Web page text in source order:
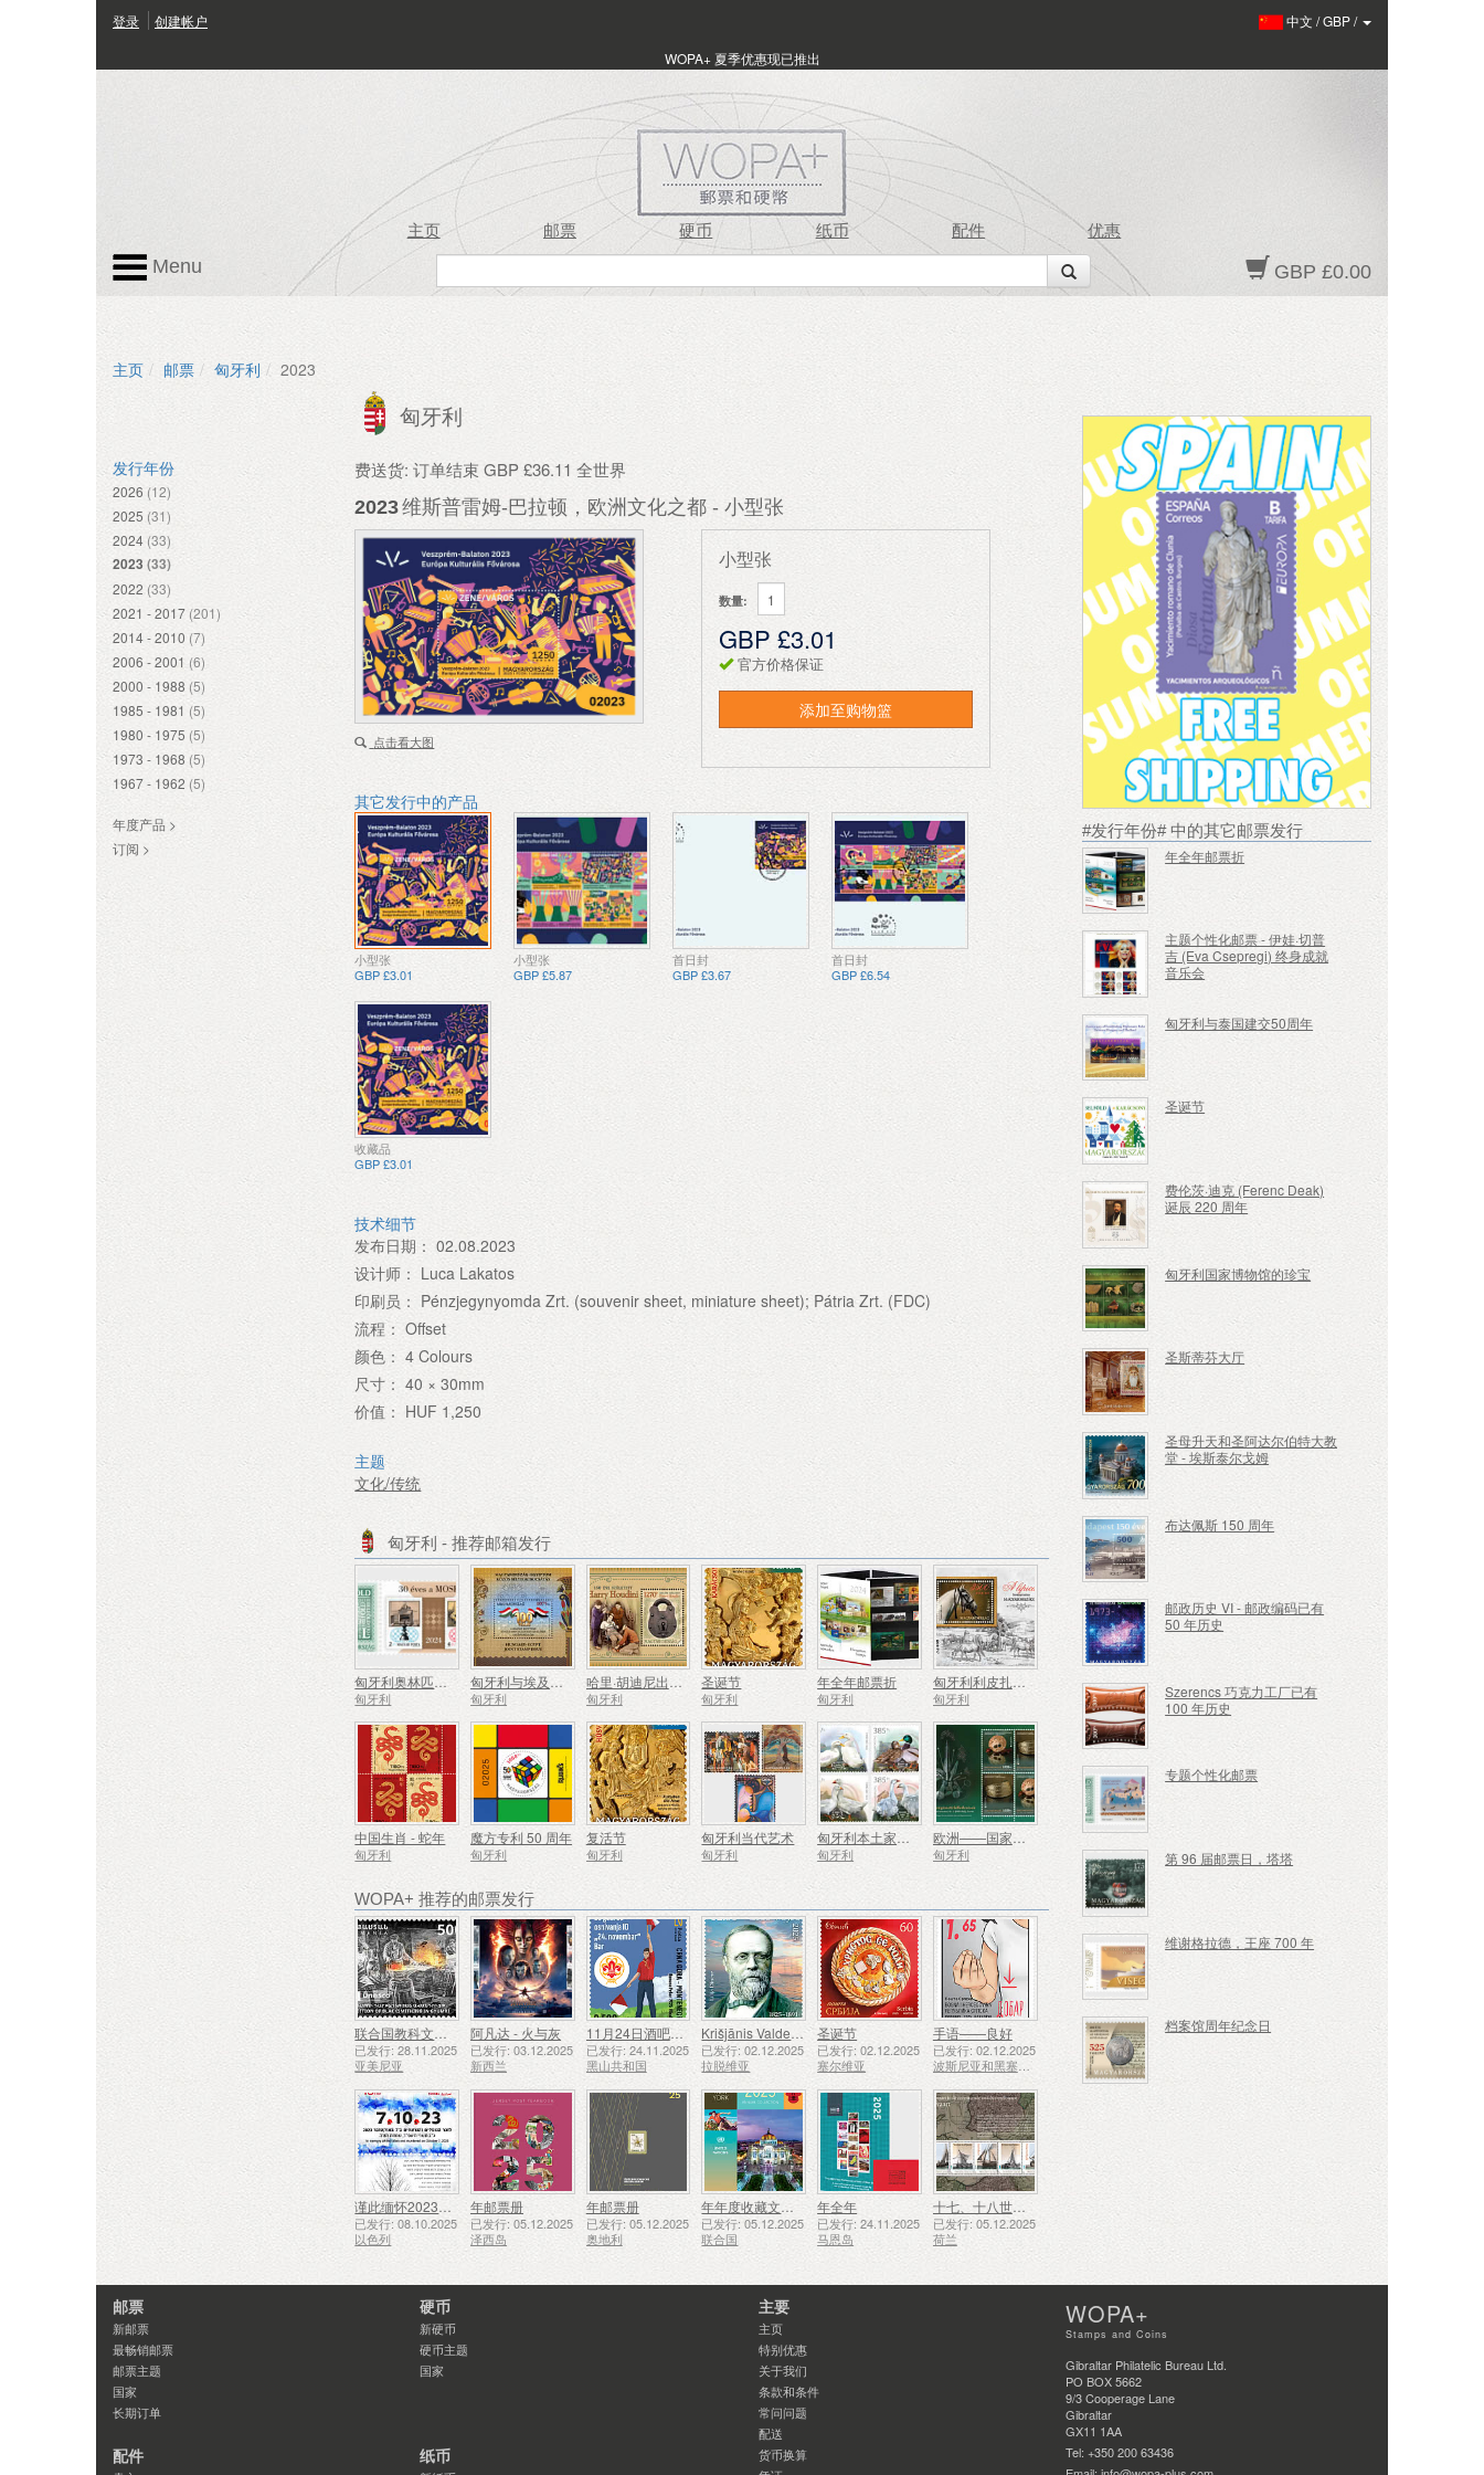
登录 创建帐户 中文 /GBP/
WOPA+ 夏季优惠现已推出
主页 邮票 硬币 纸币 配件 优惠
GBP £0.00
Menu
主页 邮票 匈牙利 2023
发行年份
2026 (12)
2025 (31)
2024 (33)
2023 (33)
2022 (33)
2021 - 2017 (201)
2014 - 2010 (7)
2006 - 2001 (6)
2000 - 1988 (5)
1985 - 1981 (5)
1980 - 1975 (5)
1973 - 1968 (5)
1967 - 1962 (5)
年度产品 >
订阅 >
匈牙利
费送货: 订单结束 GBP £36.11 全世界
2023维斯普雷姆-巴拉顿，欧洲文化之都 - 小型张
点击看大图
小型张
数量:
GBP £3.01
官方价格保证
添加至购物篮
其它发行中的产品
小型张
GBP £3.01
小型张
GBP £5.87
首日封
GBP £3.67
首日封
GBP £6.54
收藏品
GBP £3.01
技术细节
发布日期： 02.08.2023
设计师： Luca Lakatos
印刷员： Pénzjegynyomda Zrt. (souvenir sheet, miniature sheet); Pátria Zrt. (FDC)
流程： Offset
颜色： 4 Colours
尺寸： 40 × 30mm
价值： HUF 1,250
主题
文化/传统
匈牙利 - 推荐邮箱发行
匈牙利奥林匹克和体育集邮协会成立 30 周年
匈牙利
匈牙利与埃及建立领事关系100周年
匈牙利
哈里·胡迪尼出生于 150 年前
匈牙利
圣诞节
匈牙利
年全年邮票折
匈牙利
匈牙利利皮扎马养殖传统
匈牙利
中国生肖 - 蛇年
匈牙利
魔方专利 50 周年
匈牙利
复活节
匈牙利
匈牙利当代艺术
匈牙利
匈牙利本土家禽品种 IV
匈牙利
欧洲——国家考古发现
匈牙利
WOPA+ 推荐的邮票发行
联合国教科文组织人类非物质文化遗产代表作名录——久姆里的铁匠技艺
已发行: 28.11.2025
亚美尼亚
阿凡达 - 火与灰
已发行: 03.12.2025
新西兰
11月24日酒吧侦察员成立50周年
已发行: 24.11.2025
黑山共和国
Krišjānis Valdemārs
已发行: 02.12.2025
拉脱维亚
圣诞节
已发行: 02.12.2025
塞尔维亚
手语——良好
已发行: 02.12.2025
波斯尼亚和黑塞哥维那 - 斯普斯卡共和国
谨此缅怀2023年10月7日遇难和被谋杀的人们
已发行: 08.10.2025
以色列
年邮票册
已发行: 05.12.2025
泽西岛
年邮票册
已发行: 05.12.2025
奥地利
年年度收藏文件夹（纽约）
已发行: 05.12.2025
联合国
年全年
已发行: 24.11.2025
马恩岛
十七、十八世纪的航运——泥炭运输
已发行: 05.12.2025
荷兰
#发行年份# 中的其它邮票发行
年全年邮票折
主题个性化邮票 - 伊娃·切普
吉 (Eva Csepregi) 终身成就
音乐会
匈牙利与泰国建交50周年
圣诞节
费伦茨·迪克 (Ferenc Deak)
诞辰 220 周年
匈牙利国家博物馆的珍宝
圣斯蒂芬大厅
圣母升天和圣阿达尔伯特大教
堂 - 埃斯泰尔戈姆
布达佩斯 150 周年
邮政历史 VI - 邮政编码已有
50 年历史
Szerencs 巧克力工厂已有
100 年历史
专题个性化邮票
第 96 届邮票日，塔塔
维谢格拉德，王座 700 年
档案馆周年纪念日
邮票
新邮票
最畅销邮票
邮票主题
国家
长期订单
硬币
新硬币
硬币主题
国家
配件
纸币
主要
主页
特别优惠
关于我们
条款和条件
常问问题
配送
货币换算
WOPA+
Stamps and Coins
Gibraltar Philatelic Bureau Ltd.
PO BOX 5662
9/3 Cooperage Lane
Gibraltar
GX11 1AA
Tel: +350 200 63436